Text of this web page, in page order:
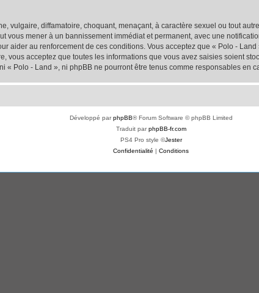
vulgaire, diffamatoire, choquant, menaçant, à caractère sexuel ou tout
vous mener à un bannissement immédiat et permanent, avec une
aider au renforcement de ces conditions. Vous acceptez que « Polo -
vous acceptez que toutes les informations que vous avez saisies soient
« Polo - Land », ni phpBB ne pourront être tenus comme responsables en
Développé parphpBB® Forum Software © phpBB Limited
Traduit parphpBB-fr.com
PS4 Pro style ©Jester
Confidentialité | Conditions